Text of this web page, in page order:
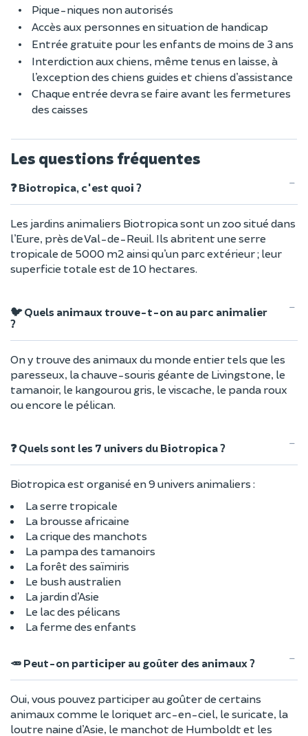
Pique-niques non autorisés
Accès aux personnes en situation de handicap
Entrée gratuite pour les enfants de moins de 3 ans
Interdiction aux chiens, même tenus en laisse, à
l’exception des chiens guides et chiens d’assistance
Chaque entrée devra se faire avant les fermetures
des caisses
Les questions fréquentes
❓ Biotropica, c'est quoi ?
Les jardins animaliers Biotropica sont un zoo situé dans
l’Eure, près de Val-de-Reuil. Ils abritent une serre
tropicale de 5000 m2 ainsi qu’un parc extérieur ; leur
superficie totale est de 10 hectares.
🐦 Quels animaux trouve-t-on au parc animalier
?
On y trouve des animaux du monde entier tels que les
paresseux, la chauve-souris géante de Livingstone, le
tamanoir, le kangourou gris, le viscache, le panda roux
ou encore le pélican.
❓ Quels sont les 7 univers du Biotropica ?
Biotropica est organisé en 9 univers animaliers :
La serre tropicale
La brousse africaine
La crique des manchots
La pampa des tamanoirs
La forêt des saïmiris
Le bush australien
La jardin d’Asie
Le lac des pélicans
La ferme des enfants
🥕 Peut-on participer au goûter des animaux ?
Oui, vous pouvez participer au goûter de certains
animaux comme le loriquet arc-en-ciel, le suricate, la
loutre naine d’Asie, le manchot de Humboldt et les